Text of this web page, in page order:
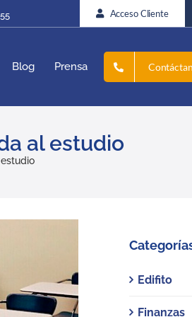
Acceso Cliente
Blog Prensa
al estudio
Edifito
Finanzas